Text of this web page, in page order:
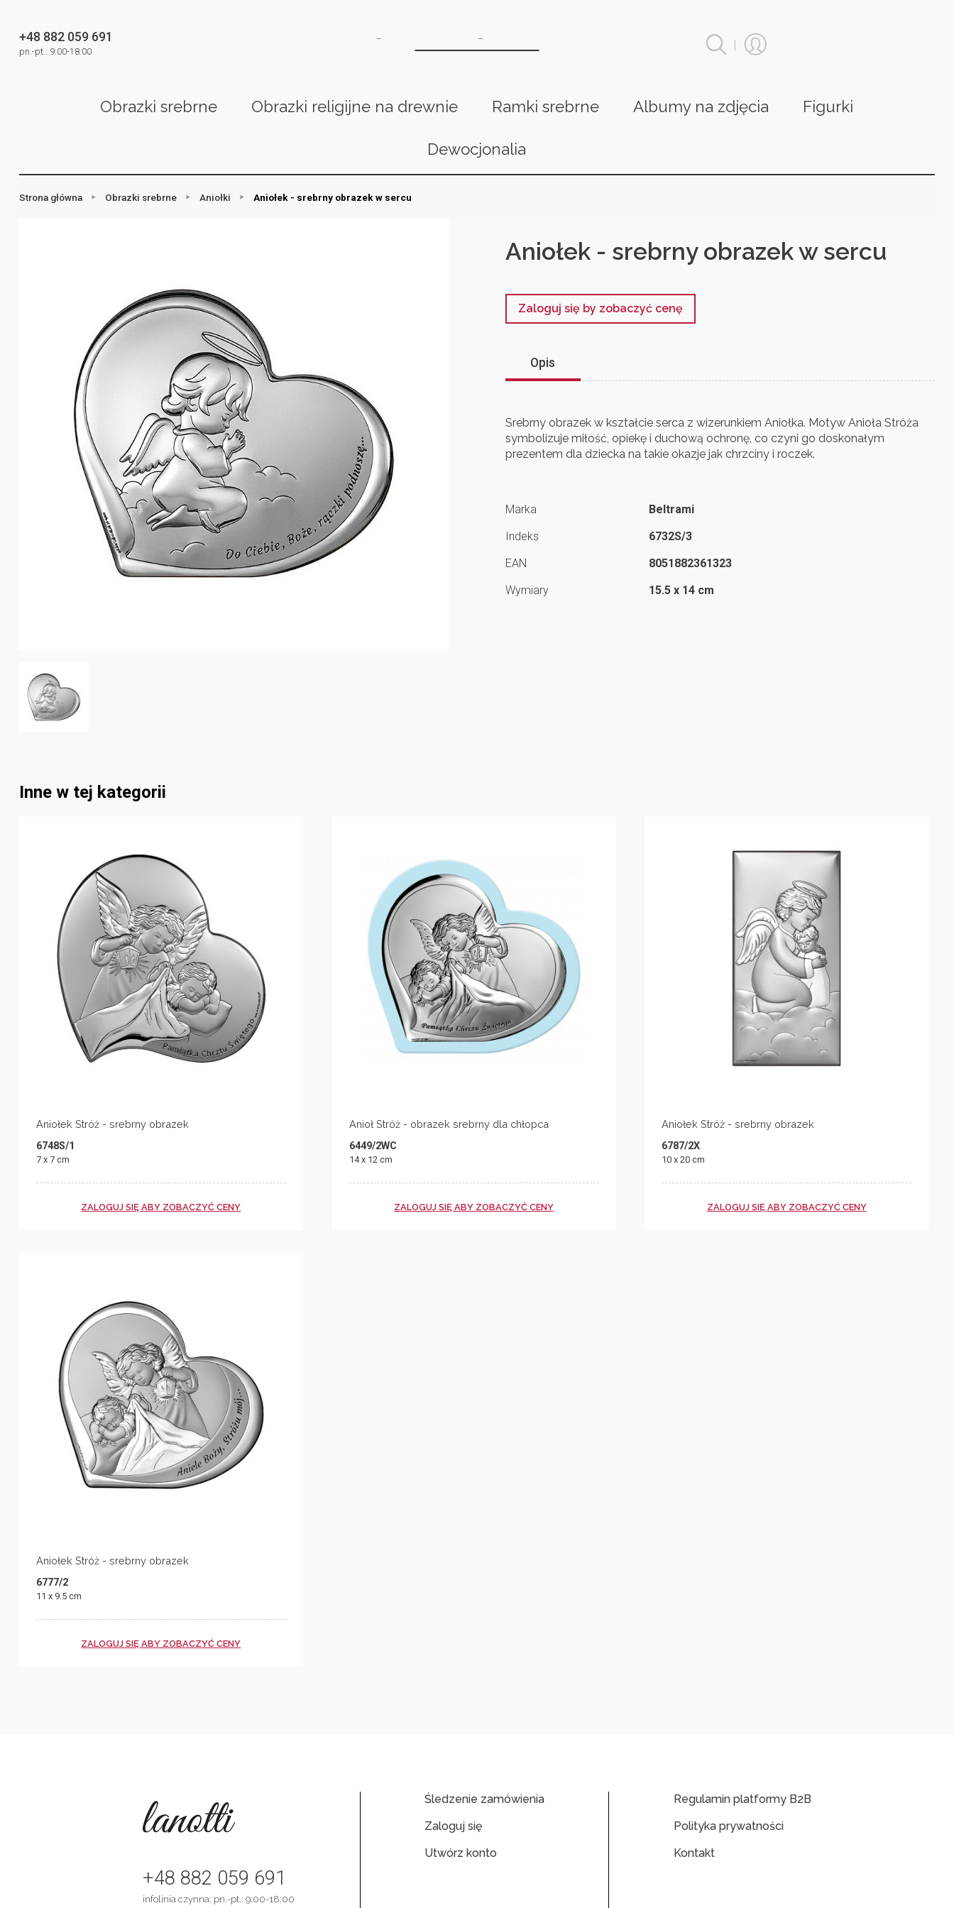
|
+48 882 059 691
pn.-pt.: 9:00-18:00
Obrazki srebrne Obrazki religijne na drewnie Ramki srebrne Albumy na zdjęcia Figurki
Dewocjonalia
Strona główna Obrazki srebrne Aniołki Aniołek - srebrny obrazek w sercu
Aniołek - srebrny obrazek w sercu
Zaloguj się by zobaczyć cenę
Opis
Srebrny obrazek w kształcie serca z wizerunkiem Aniołka. Motyw Anioła Stróża
symbolizuje miłość, opiekę i duchową ochronę, co czyni go doskonałym
prezentem dla dziecka na takie okazje jak chrzciny i roczek.
Marka
Beltrami
Indeks
6732S/3
EAN
8051882361323
Wymiary
15.5 x 14 cm
Inne w tej kategorii
Aniołek Stróż - srebrny obrazek
6748S/1
7 x 7 cm
ZALOGUJ SIĘ ABY ZOBACZYĆ CENY
Anioł Stróż - obrazek srebrny dla chłopca
6449/2WC
14 x 12 cm
ZALOGUJ SIĘ ABY ZOBACZYĆ CENY
Aniołek Stróż - srebrny obrazek
6787/2X
10 x 20 cm
ZALOGUJ SIĘ ABY ZOBACZYĆ CENY
Aniołek Stróż - srebrny obrazek
6777/2
11 x 9.5 cm
ZALOGUJ SIĘ ABY ZOBACZYĆ CENY
Regulamin platformy B2B
Polityka prywatności
Kontakt
Śledzenie zamówienia
Zaloguj się
Utwórz konto
+48 882 059 691
infolinia czynna: pn.-pt.: 9:00-18:00